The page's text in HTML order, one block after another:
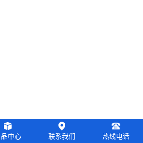
中心 联系我们 热线电话